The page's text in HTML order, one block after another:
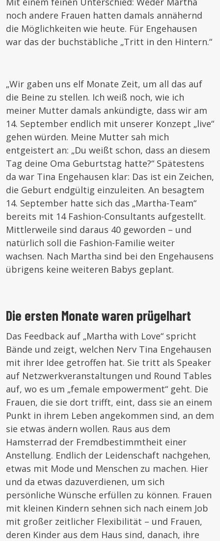
noch andere Frauen hatten damals annähernd
die Möglichkeiten wie heute. Für Engehausen
war das der buchstäbliche „Tritt in den Hintern.“
„Wir gaben uns elf Monate Zeit, um all das auf
die Beine zu stellen. Ich weiß noch, wie ich
meiner Mutter damals ankündigte, dass wir am
14. September endlich mit unserer Konzept „live“
gehen würden. Meine Mutter sah mich
entgeistert an: „Du weißt schon, dass an diesem
Tag deine Oma Geburtstag hatte?“ Spätestens
da war Tina Engehausen klar: Das ist ein Zeichen,
die Geburt endgültig einzuleiten. An besagtem
14. September hatte sich das „Martha-Team“
bereits mit 14 Fashion-Consultants aufgestellt.
Mittlerweile sind daraus 40 geworden – und
natürlich soll die Fashion-Familie weiter
wachsen. Nach Martha sind bei den Engehausens
übrigens keine weiteren Babys geplant.
Die ersten Monate waren prügelhart
Das Feedback auf „Martha with Love“ spricht
Bände und zeigt, welchen Nerv Tina Engehausen
mit ihrer Idee getroffen hat. Sie tritt als Speaker
auf Netzwerkveranstaltungen und Round Tables
auf, wo es um „female empowerment“ geht. Die
Frauen, die sie dort trifft, eint, dass sie an einem
Punkt in ihrem Leben angekommen sind, an dem
sie etwas ändern wollen. Raus aus dem
Hamsterrad der Fremdbestimmtheit einer
Anstellung. Endlich der Leidenschaft nachgehen,
etwas mit Mode und Menschen zu machen. Hier
und da etwas dazuverdienen, um sich
persönliche Wünsche erfüllen zu können. Frauen
mit kleinen Kindern sehnen sich nach einem Job
mit großer zeitlicher Flexibilität – und Frauen,
deren Kinder aus dem Haus sind, danach, ihre